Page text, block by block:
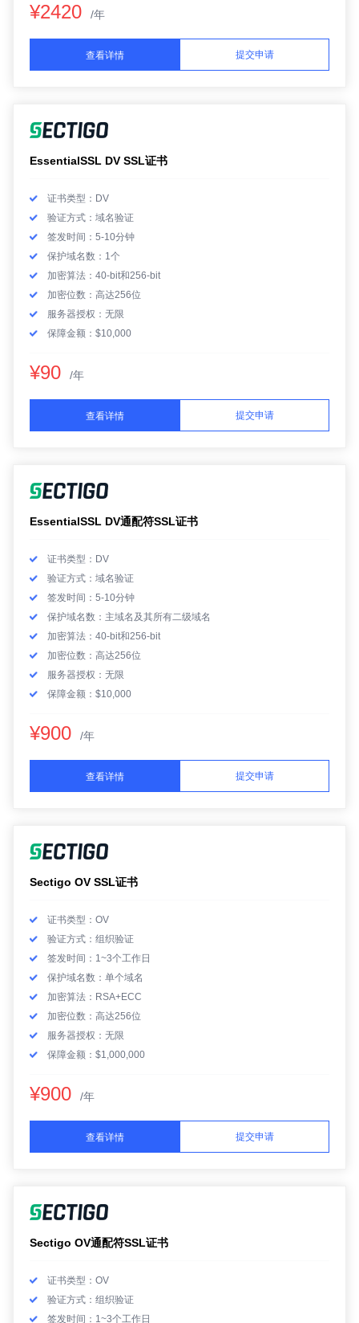
¥2420 /年
查看详情 提交申请
EssentialSSL DV SSL证书
证书类型：DV
验证方式：域名验证
签发时间：5-10分钟
保护域名数：1个
加密算法：40-bit和256-bit
加密位数：高达256位
服务器授权：无限
保障金额：$10,000
¥90 /年
查看详情 提交申请
EssentialSSL DV通配符SSL证书
证书类型：DV
验证方式：域名验证
签发时间：5-10分钟
保护域名数：主域名及其所有二级域名
加密算法：40-bit和256-bit
加密位数：高达256位
服务器授权：无限
保障金额：$10,000
¥900 /年
查看详情 提交申请
Sectigo OV SSL证书
证书类型：OV
验证方式：组织验证
签发时间：1~3个工作日
保护域名数：单个域名
加密算法：RSA+ECC
加密位数：高达256位
服务器授权：无限
保障金额：$1,000,000
¥900 /年
查看详情 提交申请
Sectigo OV通配符SSL证书
证书类型：OV
验证方式：组织验证
签发时间：1~3个工作日